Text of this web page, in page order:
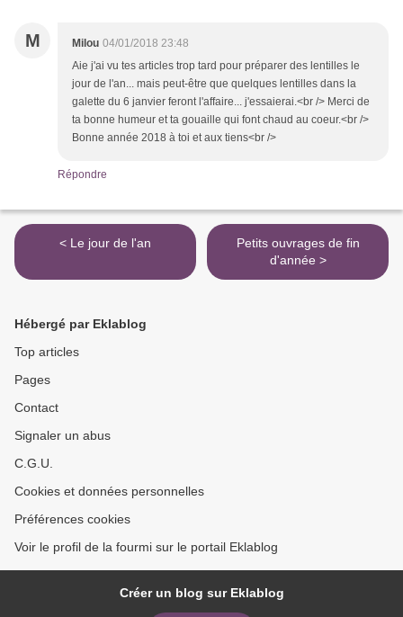
M Milou 04/01/2018 23:48
Aie j'ai vu tes articles trop tard pour préparer des lentilles le
jour de l'an... mais peut-être que quelques lentilles dans la
galette du 6 janvier feront l'affaire... j'essaierai.<br /> Merci de
ta bonne humeur et ta gouaille qui font chaud au coeur.<br />
Bonne année 2018 à toi et aux tiens<br />
Répondre
< Le jour de l'an
Petits ouvrages de fin
d'année >
Hébergé par Eklablog
Top articles
Pages
Contact
Signaler un abus
C.G.U.
Cookies et données personnelles
Préférences cookies
Voir le profil de la fourmi sur le portail Eklablog
Créer un blog sur Eklablog